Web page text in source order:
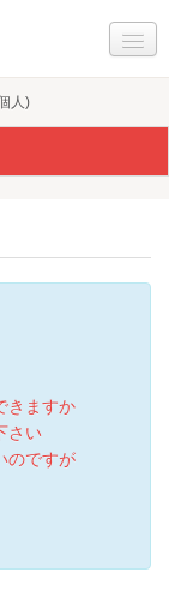
人)
きますか
さい
のですが